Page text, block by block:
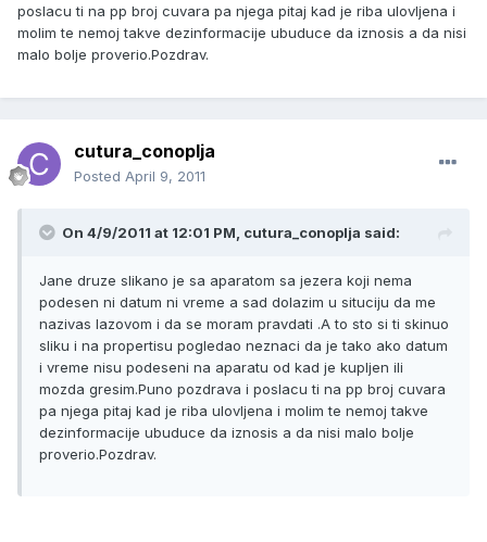
poslacu ti na pp broj cuvara pa njega pitaj kad je riba ulovljena i
molim te nemoj takve dezinformacije ubuduce da iznosis a da nisi
malo bolje proverio.Pozdrav.
cutura_conoplja
Posted April 9, 2011
On 4/9/2011 at 12:01 PM, cutura_conoplja said:
Jane druze slikano je sa aparatom sa jezera koji nema
podesen ni datum ni vreme a sad dolazim u situciju da me
nazivas lazovom i da se moram pravdati .A to sto si ti skinuo
sliku i na propertisu pogledao neznaci da je tako ako datum
i vreme nisu podeseni na aparatu od kad je kupljen ili
mozda gresim.Puno pozdrava i poslacu ti na pp broj cuvara
pa njega pitaj kad je riba ulovljena i molim te nemoj takve
dezinformacije ubuduce da iznosis a da nisi malo bolje
proverio.Pozdrav.